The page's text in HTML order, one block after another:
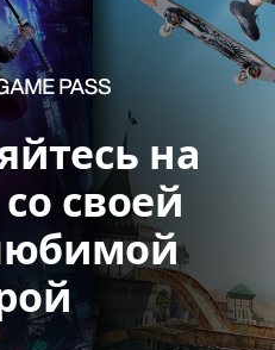
на
своей